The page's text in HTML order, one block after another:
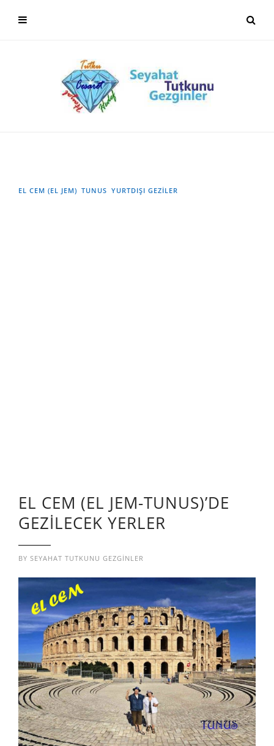
EL CEM (EL JEM) TUNUS YURTDIŞI GEZILER
EL CEM (EL JEM-TUNUS)’DE
GEZİLECEK YERLER
BY SEYAHAT TUTKUNU GEZGINLER